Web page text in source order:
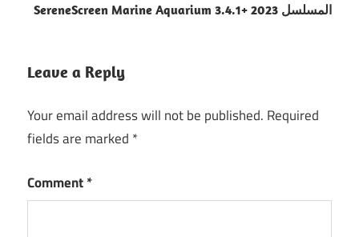
SereneScreen Marine Aquarium 3.4.1+ المسلسل 2023
Leave a Reply
Your email address will not be published. Required
fields are marked *
Comment*